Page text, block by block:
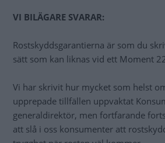
VI BILÄGARE SVARAR:
Rostskyddsgarantierna är som du
sätt som kan liknas vid ett Moment
Vi har skrivit hur mycket som helst
upprepade tillfällen uppvaktat
generaldirektör, men fortfarande
att slå i oss konsumenter att